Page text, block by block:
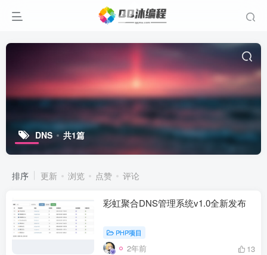
DNS 共1篇
排序 更新 浏览 点赞 评论
彩虹聚合DNS管理系统v1.0全新发布
PHP项目
2年前 13